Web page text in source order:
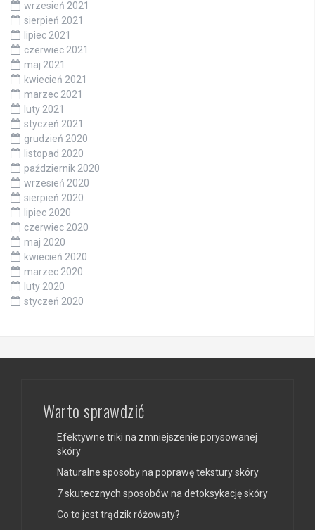
wrzesień 2021
sierpień 2021
lipiec 2021
czerwiec 2021
maj 2021
kwiecień 2021
marzec 2021
luty 2021
styczeń 2021
grudzień 2020
listopad 2020
październik 2020
wrzesień 2020
sierpień 2020
lipiec 2020
czerwiec 2020
maj 2020
kwiecień 2020
marzec 2020
luty 2020
styczeń 2020
Warto sprawdzić
Efektywne triki na zmniejszenie porysowanej
skóry
Naturalne sposoby na poprawę tekstury skóry
7 skutecznych sposobów na detoksykację skóry
Co to jest trądzik różowaty?